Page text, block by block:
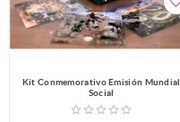
Kit Conmemorativo Emisión Mundial
Social